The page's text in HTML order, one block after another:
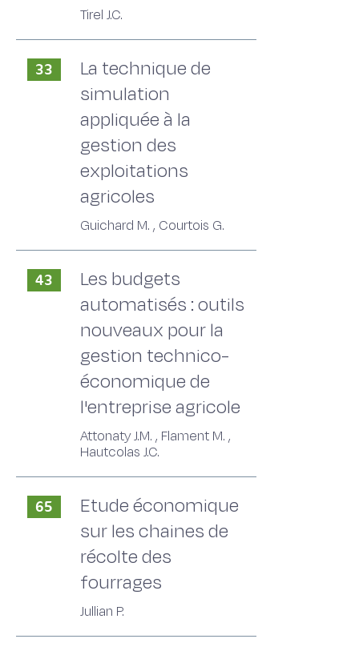
Tirel J.C.
33
La technique de
simulation
appliquée à la
gestion des
exploitations
agricoles
Guichard M. , Courtois G.
43
Les budgets
automatisés : outils
nouveaux pour la
gestion technico-
économique de
l'entreprise agricole
Attonaty J.M. , Flament M. ,
Hautcolas J.C.
65
Etude économique
sur les chaines de
récolte des
fourrages
Jullian P.